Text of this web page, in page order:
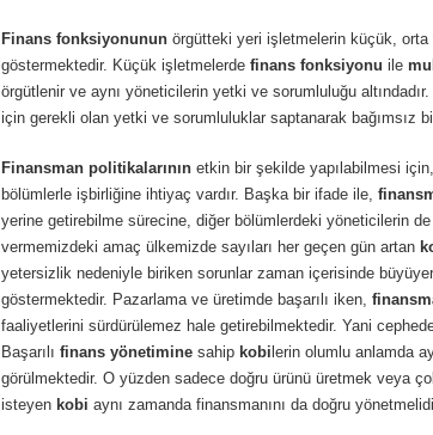
Finans fonksiyonunun örgütteki yeri işletmelerin küçük,
göstermektedir. Küçük işletmelerde finans fonksiyonu ile
örgütlenir ve aynı yöneticilerin yetki ve sorumluluğu
için gerekli olan yetki ve sorumluluklar saptanarak bağımsız
Finansman politikalarının etkin bir şekilde yapılabilmesi
bölümlerle işbirliğine ihtiyaç vardır. Başka bir ifade ile,
yerine getirebilme sürecine, diğer bölümlerdeki yöneticilerin
vermemizdeki amaç ülkemizde sayıları her geçen gün artan
yetersizlik nedeniyle biriken sorunlar zaman içerisinde
göstermektedir. Pazarlama ve üretimde başarılı iken,
faaliyetlerini sürdürülemez hale getirebilmektedir. Yani
Başarılı finans yönetimine sahip kobi lerin olumlu anlamda
görülmektedir. O yüzden sadece doğru ürünü üretmek veya
isteyen kobi aynı zamanda finansmanını da doğru